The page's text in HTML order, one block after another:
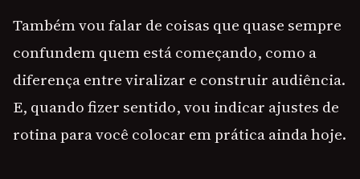
Também vou falar de coisas que quase sempre
confundem quem está começando, como a
diferença entre viralizar e construir audiência.
E, quando fizer sentido, vou indicar ajustes de
rotina para você colocar em prática ainda hoje.